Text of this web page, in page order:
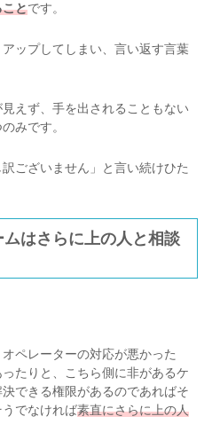
ことです。
ップしてしまい、言い返す言葉
えず、手を出されることもない
みです。
ございません」と言い続けひた
はさらに上の人と相談
ペレーターの対応が悪かった
たりと、こちら側に非があるケ
できる権限があるのであればそ
でなければ素直にさらに上の人